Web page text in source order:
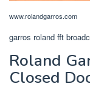
www.rolandgarros.com
garros roland fft
Roland
Closed